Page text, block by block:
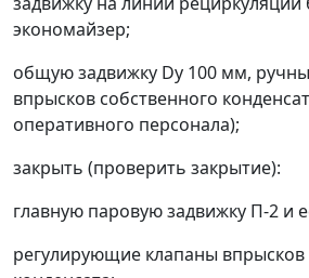
экономайзер;
общую задвижку Dу 100 мм,
впрысков собственного
оперативного персонала);
закрыть (проверить закрытие):
главную паровую задвижку П-2 и
регулирующие клапаны впрысков